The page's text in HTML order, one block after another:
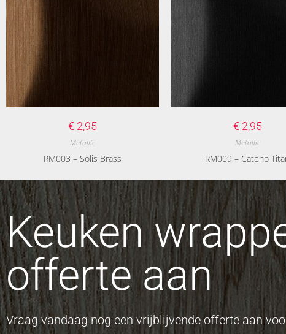
€ 2,95
Metallic
RM003 – Solis Brass
€ 2,95
Metallic
RM009 – Cateno
Keuken
offerte aan
Vraag vandaag nog een vrijblijvende offerte aan